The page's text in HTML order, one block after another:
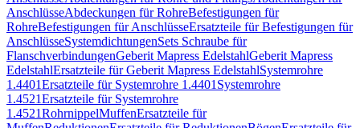
AnschlüsseAbdeckungen für RohreBefestigungen für
RohreBefestigungen für AnschlüsseErsatzteile für Befestigungen für
AnschlüsseSystemdichtungenSets Schraube für
FlanschverbindungenGeberit Mapress EdelstahlGeberit Mapress
EdelstahlErsatzteile für Geberit Mapress EdelstahlSystemrohre
1.4401Ersatzteile für Systemrohre 1.4401 Systemrohre
1.4521Ersatzteile für Systemrohre
1.4521RohrnippelMuffenErsatzteile für